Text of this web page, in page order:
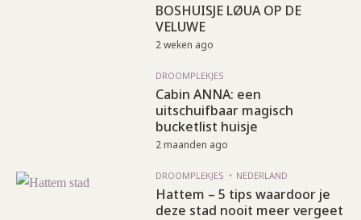
BOSHUISJE LØUA OP DE
VELUWE
2 weken ago
DROOMPLEKJES
Cabin ANNA: een
uitschuifbaar magisch
bucketlist huisje
2 maanden ago
DROOMPLEKJES NEDERLAND
Hattem – 5 tips waardoor je
deze stad nooit meer vergeet